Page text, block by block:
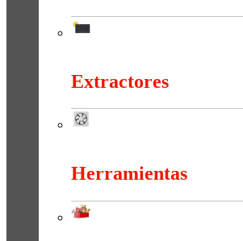
Extractores
Herramientas